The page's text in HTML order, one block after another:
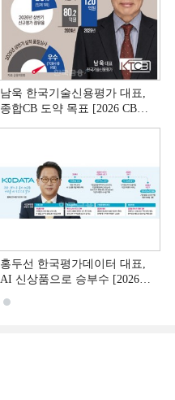
남욱 한국기술신용평가 대표,
종합CB 도약 목표 [2026 CB사
홍두선 한국평가데이터 대표,
AI 신상품으로 승부수 [2026